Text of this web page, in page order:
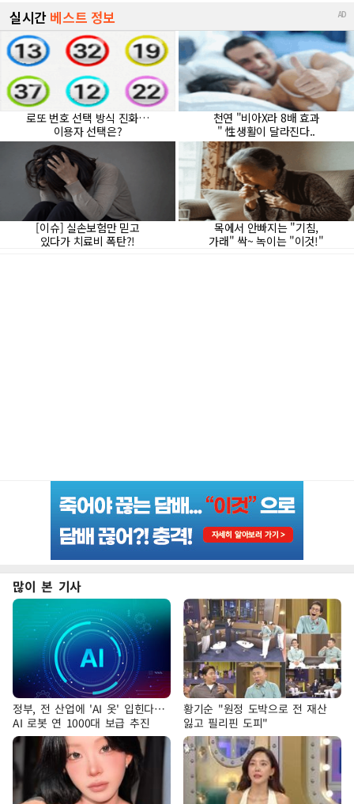
많이 본 기사
정부, 전 산업에 'AI 옷' 입힌다…
AI 로봇 연 1000대 보급 추진
황기순 "원정 도박으로 전 재산
잃고 필리핀 도피"